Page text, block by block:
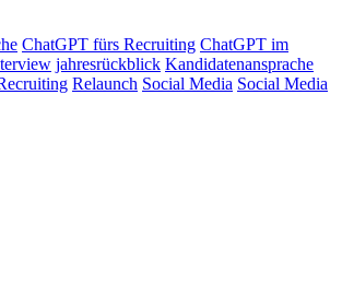
ChatGPT fürs Recruiting ChatGPT im
jahresrückblick Kandidatenansprache
Relaunch Social Media Social Media